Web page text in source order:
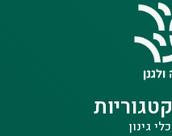
קטגוריות
כלי גינון